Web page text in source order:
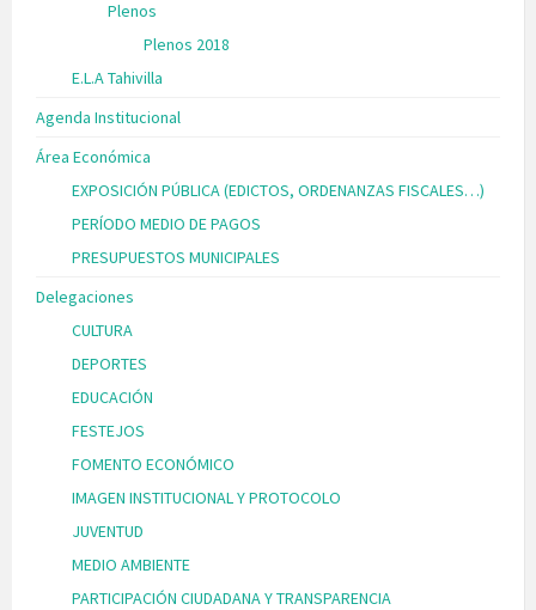
Plenos
Plenos 2018
E.L.A Tahivilla
Agenda Institucional
Área Económica
EXPOSICIÓN PÚBLICA (EDICTOS, ORDENANZAS FISCALES…)
PERÍODO MEDIO DE PAGOS
PRESUPUESTOS MUNICIPALES
Delegaciones
CULTURA
DEPORTES
EDUCACIÓN
FESTEJOS
FOMENTO ECONÓMICO
IMAGEN INSTITUCIONAL Y PROTOCOLO
JUVENTUD
MEDIO AMBIENTE
PARTICIPACIÓN CIUDADANA Y TRANSPARENCIA